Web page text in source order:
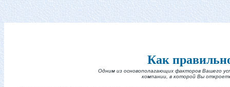
Как
Одним из основополагающих факторов Вашего
компании, в которой Вы